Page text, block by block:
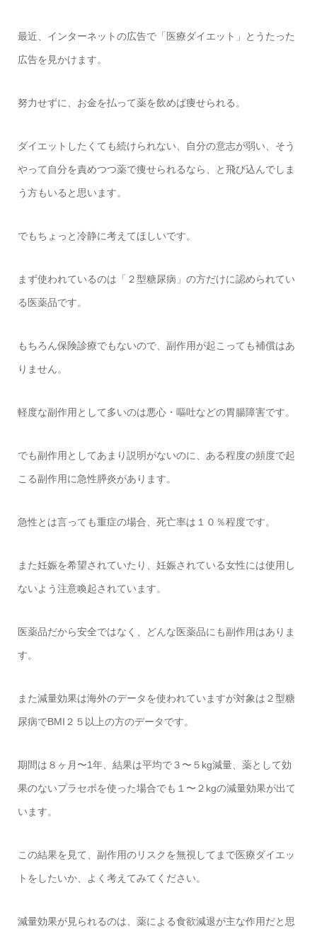
最近、インターネットの広告で「医療ダイエット」とうたった
広告を見かけます。
努力せずに、お金を払って薬を飲めば痩せられる。
ダイエットしたくても続けられない、自分の意志が弱い、そう
やって自分を責めつつ薬で痩せられるなら、と飛び込んでしま
う方もいると思います。
でもちょっと冷静に考えてほしいです。
まず使われているのは「２型糖尿病」の方だけに認められてい
る医薬品です。
もちろん保険診療でもないので、副作用が起こっても補償はあ
りません。
軽度な副作用として多いのは悪心・嘔吐などの胃腸障害です。
でも副作用としてあまり説明がないのに、ある程度の頻度で起
こる副作用に急性膵炎があります。
急性とは言っても重症の場合、死亡率は１０％程度です。
また妊娠を希望されていたり、妊娠されている女性には使用し
ないよう注意喚起されています。
医薬品だから安全ではなく、どんな医薬品にも副作用はありま
す。
また減量効果は海外のデータを使われていますが対象は２型糖
尿病でBMI２５以上の方のデータです。
期間は８ヶ月〜1年、結果は平均で３〜５kg減量、薬として効
果のないプラセボを使った場合でも１〜２kgの減量効果が出て
います。
この結果を見て、副作用のリスクを無視してまで医療ダイエッ
トをしたいか、よく考えてみてください。
減量効果が見られるのは、薬による食欲減退が主な作用だと思